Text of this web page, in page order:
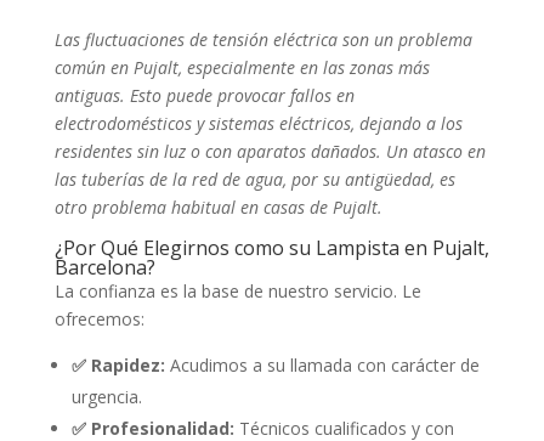
Las fluctuaciones de tensión eléctrica son un problema
común en Pujalt, especialmente en las zonas más
antiguas. Esto puede provocar fallos en
electrodomésticos y sistemas eléctricos, dejando a los
residentes sin luz o con aparatos dañados. Un atasco en
las tuberías de la red de agua, por su antigüedad, es
otro problema habitual en casas de Pujalt.
¿Por Qué Elegirnos como su Lampista en Pujalt,
Barcelona?
La confianza es la base de nuestro servicio. Le
ofrecemos:
✅ Rapidez: Acudimos a su llamada con carácter de
urgencia.
✅ Profesionalidad: Técnicos cualificados y con